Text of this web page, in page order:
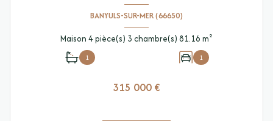
BANYULS-SUR-MER (66650)
Maison 4 pièce(s) 3 chambre(s) 81.16 m²
1 1
315 000 €